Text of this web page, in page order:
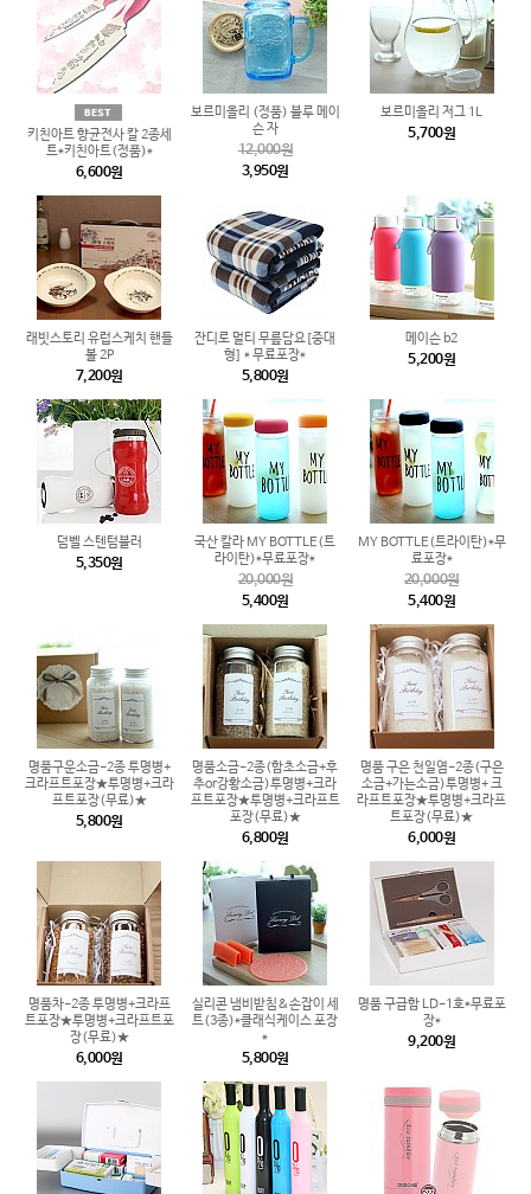
키친아트 향균전사 칼 2종세
트*키친아트(정품)*
6,600원
보르미올리 (정품) 블루 메이
슨 자
12,000원
3,950원
보르미올리 저그 1L
5,700원
래빗스토리 유럽스케치 핸들
볼 2P
7,200원
잔디로 멀티 무릎담요[중대
형] * 무료포장*
5,800원
메이슨 b2
5,200원
덤벨 스텐텀블러
5,350원
국산 칼라 MY BOTTLE(트
라이탄)*무료포장*
20,000원
5,400원
MY BOTTLE(트라이탄)*무
료포장*
20,000원
5,400원
명품구운소금-2종 투명병+
크라프트포장★투명병+크라
프트포장(무료)★
5,800원
명품소금-2종(함초소금+후
추or강황소금)투명병+크라
프트포장★투명병+크라프트
포장(무료)★
6,800원
명품 구은 천일염-2종(구은
소금+가는소금)투명병+ 크
라프트포장★투명병+크라프
트포장(무료)★
6,000원
명품차-2종 투명병+크라프
트포장★투명병+크라프트포
장(무료)★
6,000원
실리콘 냄비받침&손잡이 세
트(3종)*클래식케이스 포장
*
5,800원
명품 구급함 LD-1호*무료포
장*
9,200원